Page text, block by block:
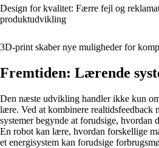
Design for kvalitet: Færre fejl og
produktudvikling
3D-print skaber nye muligheder for
Fremtiden: Lærende
Den næste udvikling handler ikke kun
lære. Ved at kombinere realtidsfeedback
systemer begynde at forudsige, hvordan
En robot kan lære, hvordan forskellige
et energisystem kan forudsige